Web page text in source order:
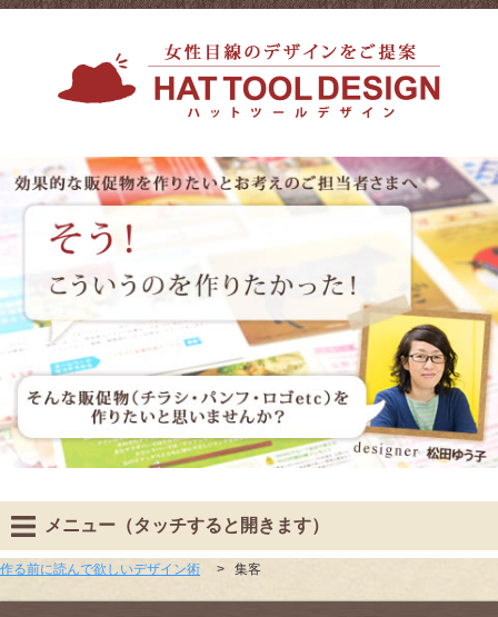
メニュー（タッチすると開きます）
作る前に読んで欲しいデザイン術 > 集客